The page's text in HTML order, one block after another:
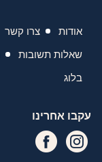
אודות צרו קשר
שאלות תשובות
בלוג
עקבו אחרינו